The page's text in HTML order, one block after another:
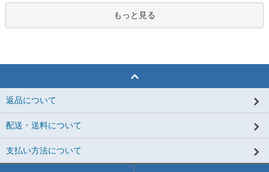
もっと見る
返品について
配送・送料について
支払い方法について